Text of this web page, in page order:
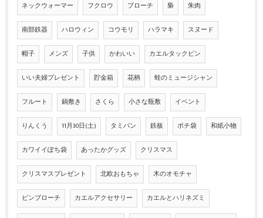
ネックウォーマー フクロウ ブローチ 梟 朱肉
南部鉄器 ハロウィン コウモリ ハラマキ スヌード
帽子 メンズ 子供 かわいい カエルタックピン
いい夫婦プレゼント 貯金箱 花柄 蛙のミュージシャン
フルート 鍋敷き さくら 小さな瓶敷 イベント
りんくう 11月30日(土) タミパン 鉄板 ポチ袋 和紙小物
カワイイぽち袋 あったかグッズ クリスマス
クリスマスプレゼント 北欧おもちゃ 木のオモチャ
ピンブローチ カエルアクセサリー カエルとハリネズミ